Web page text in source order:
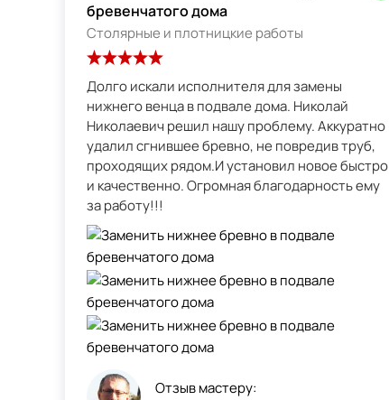
бревенчатого дома
Столярные и плотницкие работы
Долго искали исполнителя для замены
нижнего венца в подвале дома. Николай
Николаевич решил нашу проблему. Аккуратно
удалил сгнившее бревно, не повредив труб,
проходящих рядом.И установил новое быстро
и качественно. Огромная благодарность ему
за работу!!!
Отзыв мастеру: